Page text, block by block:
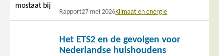
Rapport27 mei 2026Klimaat en energie
Het ETS2 en de gevolgen voor
Nederlandse huishoudens